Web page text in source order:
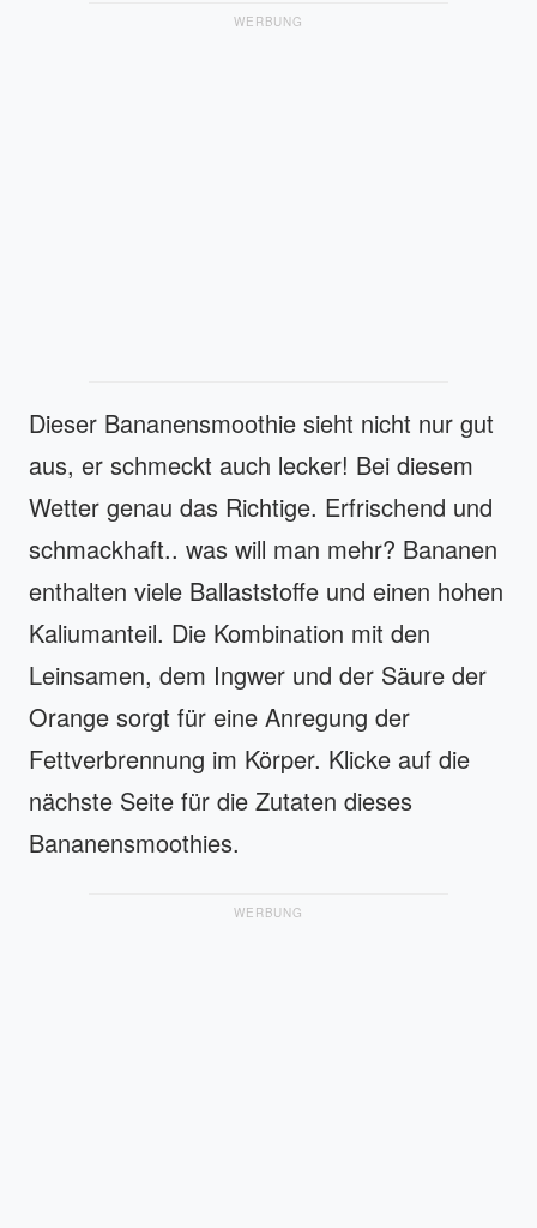
WERBUNG
Dieser Bananensmoothie sieht nicht nur gut
aus, er schmeckt auch lecker! Bei diesem
Wetter genau das Richtige. Erfrischend und
schmackhaft.. was will man mehr? Bananen
enthalten viele Ballaststoffe und einen hohen
Kaliumanteil. Die Kombination mit den
Leinsamen, dem Ingwer und der Säure der
Orange sorgt für eine Anregung der
Fettverbrennung im Körper. Klicke auf die
nächste Seite für die Zutaten dieses
Bananensmoothies.
WERBUNG